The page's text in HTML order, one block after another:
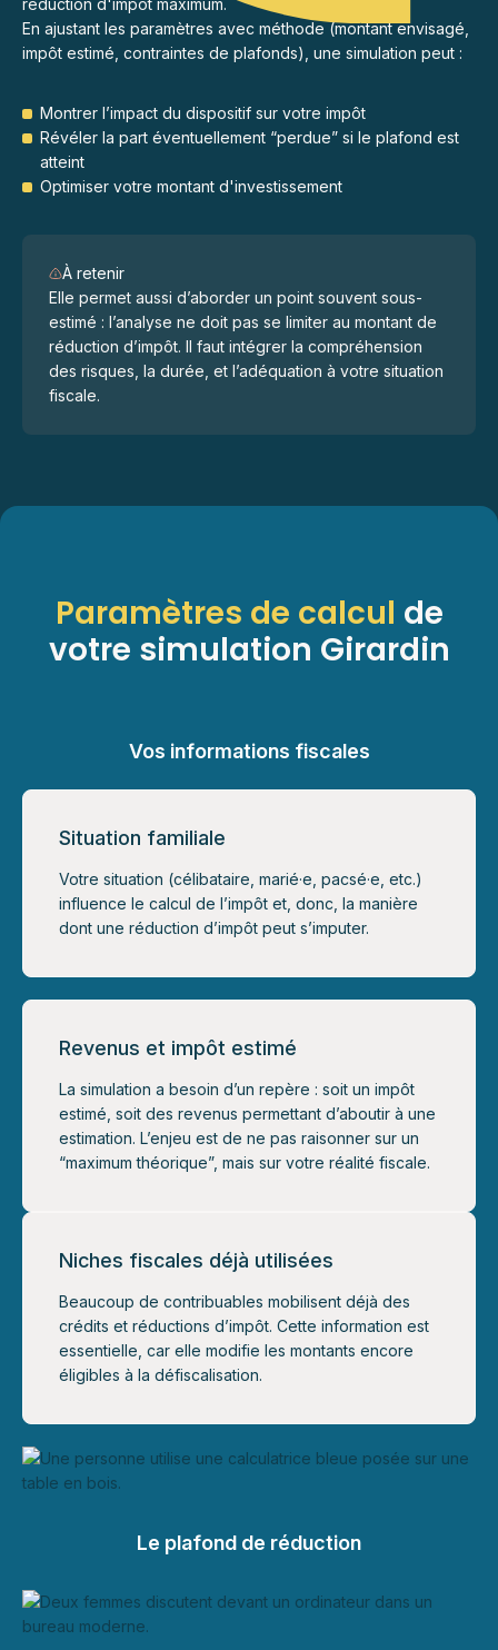
simulation).
Avantages et contraintes de chaque formule
Une simulation du dispositif Girardin ne “désigne” pas
forcément une formule gagnante. Elle sert plutôt à poser le
bon cadre :
quelle cohérence avec vos autres choix patrimoniaux ?
réduction d'impôt maximum.
En ajustant les paramètres avec méthode (montant envisagé,
impôt estimé, contraintes de plafonds), une simulation peut :
Montrer l’impact du dispositif sur votre impôt
Révéler la part éventuellement “perdue” si le plafond est
atteint
Optimiser votre montant d'investissement
À retenir
Elle permet aussi d’aborder un point souvent sous-
estimé : l’analyse ne doit pas se limiter au montant de
réduction d’impôt. Il faut intégrer la compréhension
des risques, la durée, et l’adéquation à votre situation
fiscale.
Paramètres de calcul de
votre simulation Girardin
Vos informations fiscales
Situation familiale
Votre situation (célibataire, marié·e, pacsé·e, etc.)
influence le calcul de l’impôt et, donc, la manière
dont une réduction d’impôt peut s’imputer.
Revenus et impôt estimé
La simulation a besoin d’un repère : soit un impôt
estimé, soit des revenus permettant d’aboutir à une
estimation. L’enjeu est de ne pas raisonner sur un
“maximum théorique”, mais sur votre réalité fiscale.
Niches fiscales déjà utilisées
Beaucoup de contribuables mobilisent déjà des
crédits et réductions d’impôt. Cette information est
essentielle, car elle modifie les montants encore
éligibles à la défiscalisation.
Le plafond de réduction